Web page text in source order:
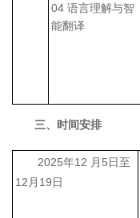
04 语言理解与智
能翻译
三、时间安排
2025年12 月5日至
12月19日